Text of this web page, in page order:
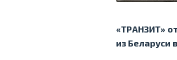
«ТРАНЗИТ»
из Беларуси